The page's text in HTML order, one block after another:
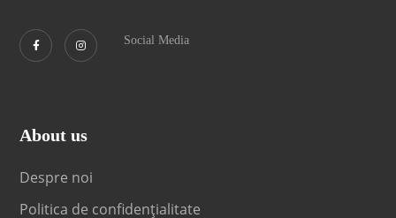
Social Media
About us
Despre noi
Politica de confidențialitate